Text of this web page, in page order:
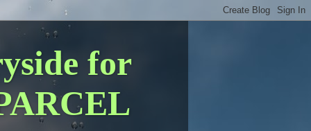
for